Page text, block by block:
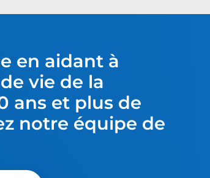
en aidant à
vie de la
ans et plus de
notre équipe de